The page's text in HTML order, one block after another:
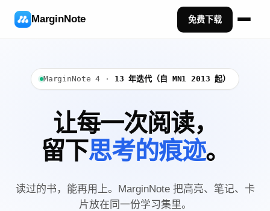
MarginNote 免费下载
MarginNote 4 · 13 年迭代（自 MN1 2013 起）
让每一次阅读，
留下思考的痕迹。
读过的书，能再用上。MarginNote 把高亮、笔记、卡
片放在同一份学习集里。